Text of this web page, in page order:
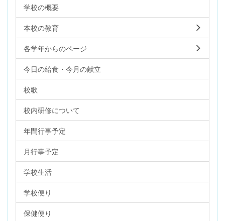
学校の概要
本校の教育
各学年からのページ
今日の給食・今月の献立
校歌
校内研修について
年間行事予定
月行事予定
学校生活
学校便り
保健便り